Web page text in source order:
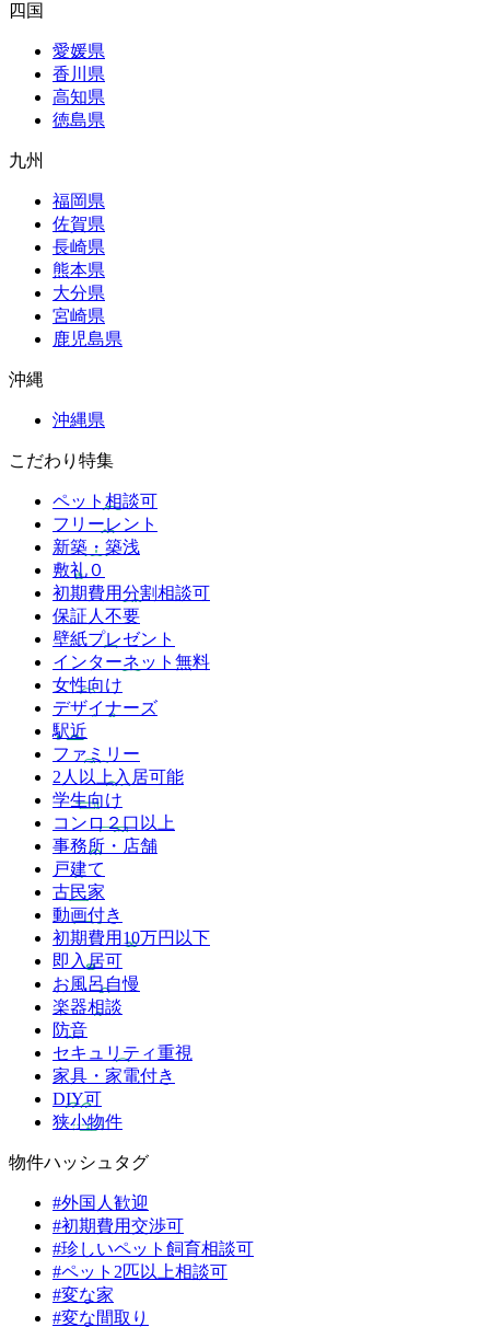
四国
愛媛県
香川県
高知県
徳島県
九州
福岡県
佐賀県
長崎県
熊本県
大分県
宮崎県
鹿児島県
沖縄
沖縄県
こだわり特集
ペット相談可
フリーレント
新築・築浅
敷礼０
初期費用分割相談可
保証人不要
壁紙プレゼント
インターネット無料
女性向け
デザイナーズ
駅近
ファミリー
2人以上入居可能
学生向け
コンロ２口以上
事務所・店舗
戸建て
古民家
動画付き
初期費用10万円以下
即入居可
お風呂自慢
楽器相談
防音
セキュリティ重視
家具・家電付き
DIY可
狭小物件
物件ハッシュタグ
#外国人歓迎
#初期費用交渉可
#珍しいペット飼育相談可
#ペット2匹以上相談可
#変な家
#変な間取り